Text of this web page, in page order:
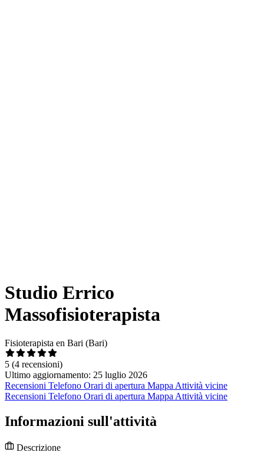
Studio Errico
Massofisioterapista
Fisioterapista en Bari (Bari)
5 (4 recensioni)
Ultimo aggiornamento: 25 luglio 2026
Recensioni Telefono Orari di apertura Mappa Attività vicine
Recensioni Telefono Orari di apertura Mappa Attività vicine
Informazioni sull'attività
Descrizione